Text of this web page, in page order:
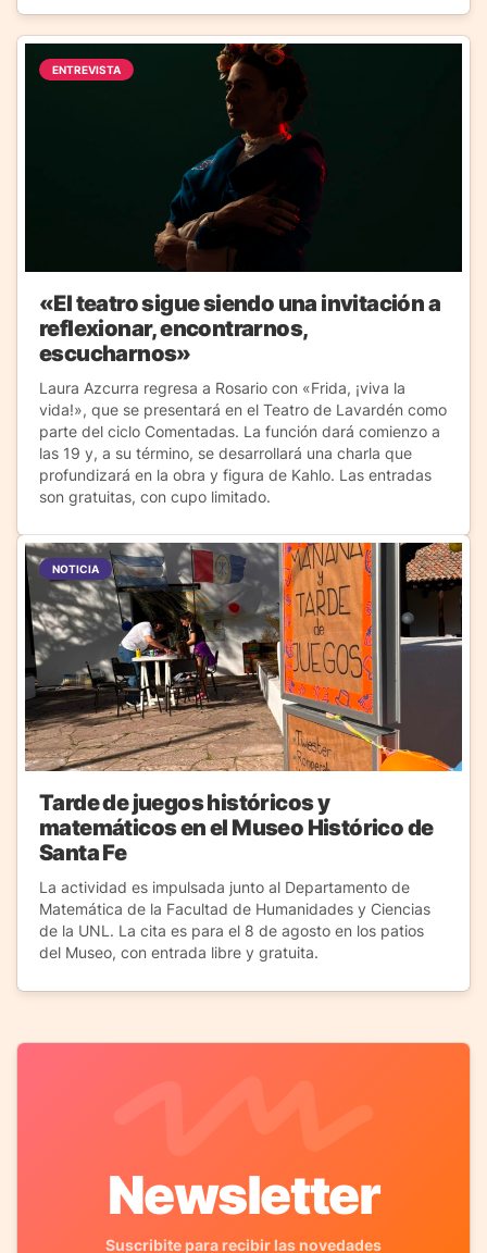
ENTREVISTA
«El teatro sigue siendo una invitación a
reflexionar, encontrarnos,
escucharnos»
Laura Azcurra regresa a Rosario con «Frida, ¡viva la
vida!», que se presentará en el Teatro de Lavardén como
parte del ciclo Comentadas. La función dará comienzo a
las 19 y, a su término, se desarrollará una charla que
profundizará en la obra y figura de Kahlo. Las entradas
son gratuitas, con cupo limitado.
NOTICIA
Tarde de juegos históricos y
matemáticos en el Museo Histórico de
Santa Fe
La actividad es impulsada junto al Departamento de
Matemática de la Facultad de Humanidades y Ciencias
de la UNL. La cita es para el 8 de agosto en los patios
del Museo, con entrada libre y gratuita.
Newsletter
Suscribite para recibir las novedades